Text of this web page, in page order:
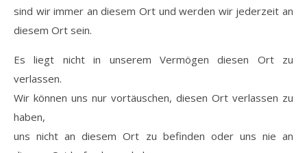
sind wir immer an diesem Ort und werden wir jederzeit an
diesem Ort sein.
Es liegt nicht in unserem Vermögen diesen Ort zu
verlassen.
Wir können uns nur vortäuschen, diesen Ort verlassen zu
haben,
uns nicht an diesem Ort zu befinden oder uns nie an